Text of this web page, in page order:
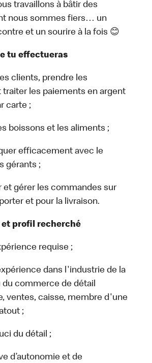
travaillons à bâtir des
nous sommes fiers… un
et un sourire à la fois 😊
tu effectueras
clients, prendre les
les paiements en argent
carte ;
boissons et les aliments ;
efficacement avec le
gérants ;
gérer les commandes sur
et pour la livraison.
et profil recherché
requise ;
dans l'industrie de la
du commerce de détail
ventes, caisse, membre d'une
;
du détail ;
d’autonomie et de